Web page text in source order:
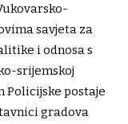
savjeta za
i odnosa s
srijemskoj
Policijske postaje
gradova